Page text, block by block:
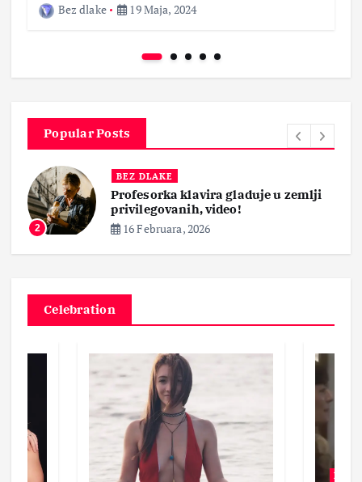
Bez dlake
19 Maja, 2024
Popular Posts
2
BEZ DLAKE
Profesorka klavira gladuje u zemlji
privilegovanih, video!
16 Februara, 2026
Celebration
BEZ